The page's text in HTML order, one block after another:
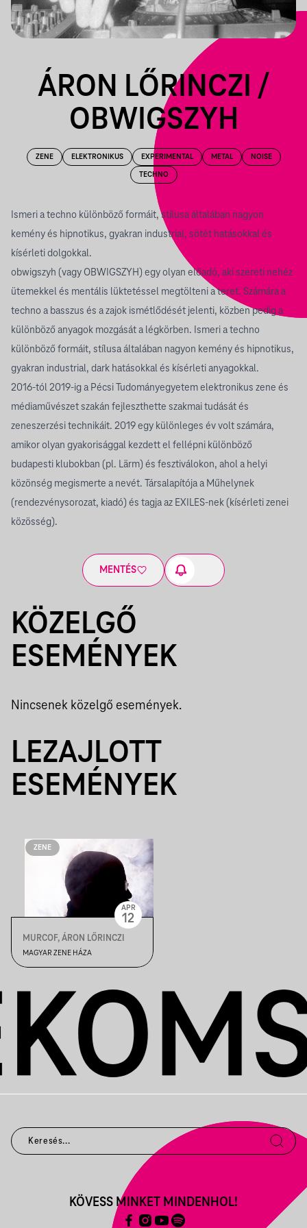
ÁRON LŐRINCZI /
OBWIGSZYH
ZENE ELEKTRONIKUS EXPERIMENTAL METAL NOISE
TECHNO
Ismeri a techno különböző formáit, stílusa általában nagyon
kemény és hipnotikus, gyakran industrial, sötét hatásokkal és
kísérleti dolgokkal.
obwigszyh (vagy OBWIGSZYH) egy olyan előadó, aki szereti nehéz
ütemekkel és mentális lüktetéssel megtölteni a teret. Számára a
techno a basszus és a zajok ismétlődését jelenti, közben pedig a
különböző anyagok mozgását a légkörben. Ismeri a techno
különböző formáit, stílusa általában nagyon kemény és hipnotikus,
gyakran industrial, dark hatásokkal és kísérleti anyagokkal.
2016-tól 2019-ig a Pécsi Tudományegyetem elektronikus zene és
médiaművészet szakán fejleszthette szakmai tudását és
zeneszerzési technikáit. 2019 egy különleges év volt számára,
amikor olyan gyakorisággal kezdett el fellépni különböző
budapesti klubokban (pl. Lärm) és fesztiválokon, ahol a helyi
közönség megismerte a nevét. Társalapítója a Műhelynek
(rendezvénysorozat, kiadó) és tagja az EXILES-nek (kísérleti zenei
közösség).
MENTÉS
KÖZELGŐ
ESEMÉNYEK
Nincsenek közelgő események.
LEZAJLOTT
ESEMÉNYEK
ZENE
MURCOF, ÁRON LŐRINCZI
MAGYAR ZENE HÁZA
APR
12
KÖVESS MINKET MINDENHOL!